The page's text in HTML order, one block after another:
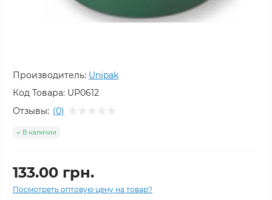
Производитель: Unipak
Код Товара: UP0612
Отзывы: (0)
В наличии
133.00 грн.
Посмотреть оптовую цену на товар?